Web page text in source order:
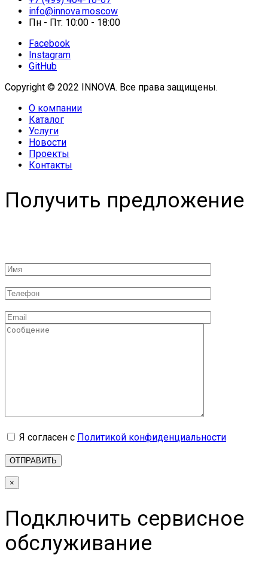
info@innova.moscow
Пн - Пт: 10:00 - 18:00
Facebook
Instagram
GitHub
Copyright © 2022 INNOVA. Все права защищены.
О компании
Каталог
Услуги
Новости
Проекты
Контакты
Получить предложение
Я согласен с Политикой конфиденциальности
×
Подключить сервисное
обслуживание